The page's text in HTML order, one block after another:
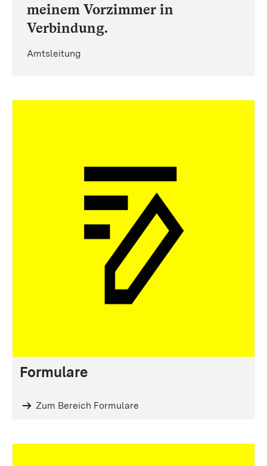
meinem Vorzimmer in
Verbindung.
Amtsleitung
Formulare
Zum Bereich Formulare